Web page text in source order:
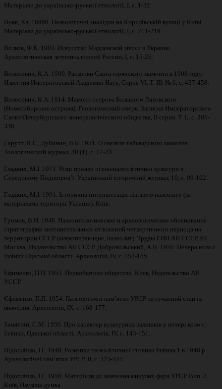
Матеріали до українсько-руської етнології, I, c. 1-32.
Вовк, Хв. 1899б. Палеолітичні знахідки на Кирилівській вулиці у Київі.
Матеріали до українсько-руської етнології, I, c. 211-219.
Волков, Ф.К. 1903. Искусство Мадленской эпохи в Украине.
Археологическая летопись южной России, І, с. 15-26.
Волосович, К.А. 1909. Раскопки Санга-юряхского мамонта в 1908 году.
Известия Императорской Академии Наук, Серия VI. Т. III. № 6, с. 437-458.
Волосович, К.А. 1914. Мамонт острова Большого Ляховского
(Новосибирские острова). Геологический очерк. Записки Императорского
Санкт-Петербургского минералогического общества, II серия. T. L, с. 305-
338.
Гарутт, В.Е., Дубинин, В.Б. 1951. О скелете таймырского мамонта.
Зоологический журнал, 30 (1), с. 17-23.
Гладких, М.І. 1971. Різні прояви пізньопалеолітичної культури в
Середньому Подніпров’ї. Український історичний журнал, 10, с. 99-102.
Гладких, М.І. 1991. Історична інтерпретація пізнього палеоліту (за
матеріалами території України). Київ.
Громов, В.И. 1948. Палеонтологическое и археологическое обоснование
стратиграфии континентальных отложений четвертичного периода на
территории СССР (млекопитающие, палеолит). Труды ГИН АН СССР, 64.
Москва: Издательство АН СССР. Добровольський, А.В. 1950. Печера коло с.
Іллінки Одеської області. Археологія, IV, с. 152-155.
Ефименко, П.П. 1953. Первобытное общество. Киев, Издательство АН
УССР.
Єфименко, П.П. 1954. Палеолітичні пам’ятки УРСР та сучасний стан їх
вивчення. Археологія, IX, с. 168-177.
Замятнін, С.М. 1950. Про характер культурних залишків у печері коло с.
Іллінки, Одеської області. Археологія, IV, с. 143-151.
Підоплічко, І.Г. 1949. Розкопки палеолітичної стоянки Іллінка 1 в 1946 р.
Археологічні пам’ятки УРСР, II, с. 323-325.
Підоплічко, І.Г. 1956. Матеріали до вивчення минулих фаун УРСР. Вип. 2.
Київ, Наукова думка.